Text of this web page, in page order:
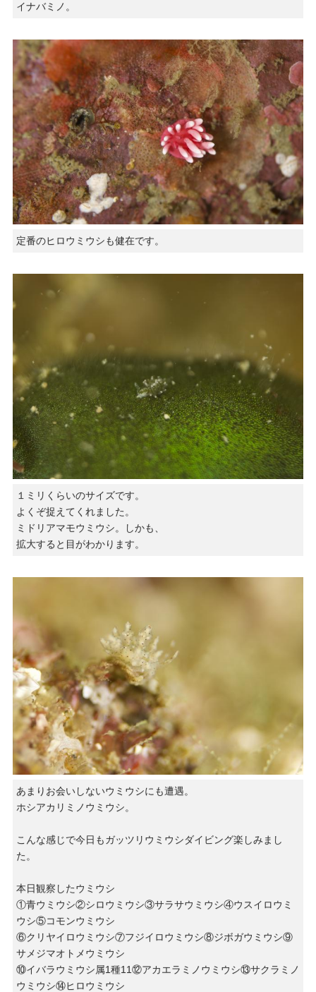
イナバミノ。
定番のヒロウミウシも健在です。
１ミリくらいのサイズです。
よくぞ捉えてくれました。
ミドリアマモウミウシ。しかも、
拡大すると目がわかります。
あまりお会いしないウミウシにも遭遇。
ホシアカリミノウミウシ。
こんな感じで今日もガッツリウミウシダイビング楽しみまし
た。
本日観察したウミウシ
①青ウミウシ②シロウミウシ③サラサウミウシ④ウスイロウミ
ウシ⑤コモンウミウシ
⑥クリヤイロウミウシ⑦フジイロウミウシ⑧ジボガウミウシ⑨
サメジマオトメウミウシ
⑩イバラウミウシ属1種11⑫アカエラミノウミウシ⑬サクラミノ
ウミウシ⑭ヒロウミウシ